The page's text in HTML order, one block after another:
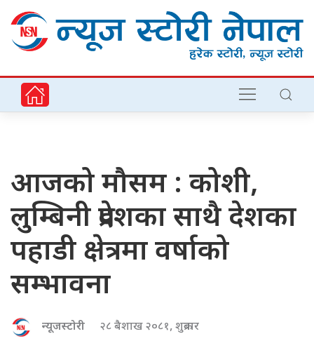
आजको मौसम : कोशी,
लुम्बिनी प्रदेशका साथै देशका
पहाडी क्षेत्रमा वर्षाको
सम्भावना
न्यूजस्टोरी २८ बैशाख २०८१, शुक्रबार